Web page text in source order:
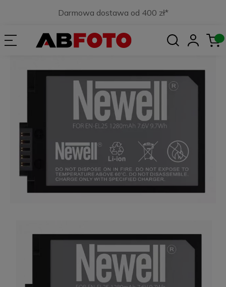
Darmowa dostawa od 400 zł*